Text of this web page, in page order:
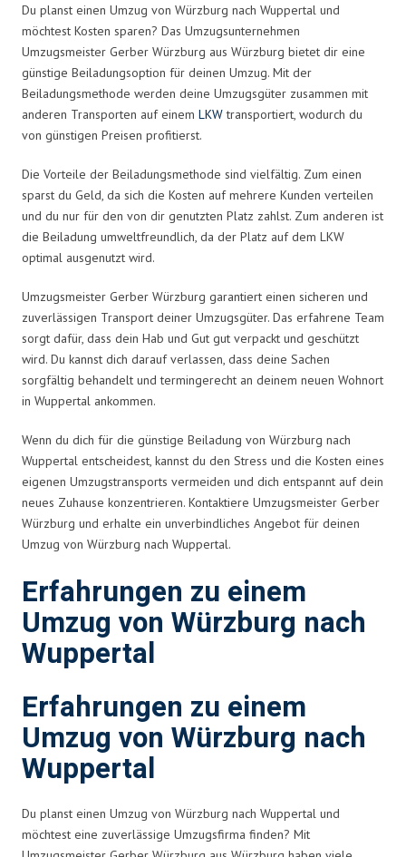
Du planst einen Umzug von Würzburg nach Wuppertal und
möchtest Kosten sparen? Das Umzugsunternehmen
Umzugsmeister Gerber Würzburg aus Würzburg bietet dir eine
günstige Beiladungsoption für deinen Umzug. Mit der
Beiladungsmethode werden deine Umzugsgüter zusammen mit
anderen Transporten auf einem LKWtransportiert, wodurch du
von günstigen Preisen profitierst.
Die Vorteile der Beiladungsmethode sind vielfältig. Zum einen
sparst du Geld, da sich die Kosten auf mehrere Kunden verteilen
und du nur für den von dir genutzten Platz zahlst. Zum anderen ist
die Beiladung umweltfreundlich, da der Platz auf dem LKW
optimal ausgenutzt wird.
Umzugsmeister Gerber Würzburg garantiert einen sicheren und
zuverlässigen Transport deiner Umzugsgüter. Das erfahrene Team
sorgt dafür, dass dein Hab und Gut gut verpackt und geschützt
wird. Du kannst dich darauf verlassen, dass deine Sachen
sorgfältig behandelt und termingerecht an deinem neuen Wohnort
in Wuppertal ankommen.
Wenn du dich für die günstige Beiladung von Würzburg nach
Wuppertal entscheidest, kannst du den Stress und die Kosten eines
eigenen Umzugstransports vermeiden und dich entspannt auf dein
neues Zuhause konzentrieren. Kontaktiere Umzugsmeister Gerber
Würzburg und erhalte ein unverbindliches Angebot für deinen
Umzug von Würzburg nach Wuppertal.
Erfahrungen zu einem
Umzug von Würzburg nach
Wuppertal
Erfahrungen zu einem
Umzug von Würzburg nach
Wuppertal
Du planst einen Umzug von Würzburg nach Wuppertal und
möchtest eine zuverlässige Umzugsfirma finden? Mit